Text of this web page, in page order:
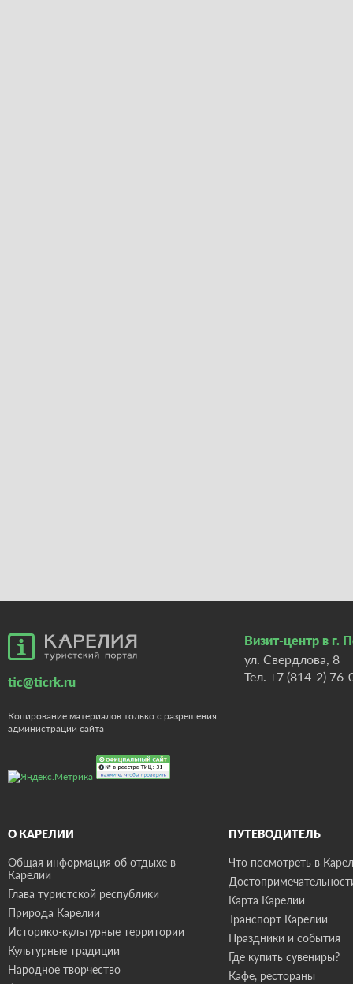
tic@ticrk.ru
Копирование материалов только с разрешения
администрации сайта
Визит-центр в г.
ул. Свердлова, 8
Тел. +7 (814-2) 76-
О КАРЕЛИИ
Общая информация об отдыхе в
Карелии
Глава туристской республики
Природа Карелии
Историко-культурные территории
Культурные традиции
Народное творчество
ПУТЕВОДИТЕЛЬ
Что посмотреть в
Карта Карелии
Транспорт Карелии
Праздники и события
Где купить сувениры?
Кафе, рестораны